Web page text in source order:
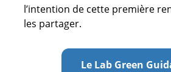
l’intention de cette première
les partager.
Le Lab Green